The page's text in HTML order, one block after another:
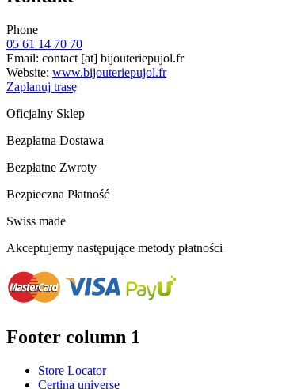
Phone
05 61 14 70 70
Email: contact [at] bijouteriepujol.fr
Website: www.bijouteriepujol.fr
Zaplanuj trasę
Oficjalny Sklep
Bezpłatna Dostawa
Bezpłatne Zwroty
Bezpieczna Płatność
Swiss made
Akceptujemy następujące metody płatności
Footer column 1
Store Locator
Certina universe